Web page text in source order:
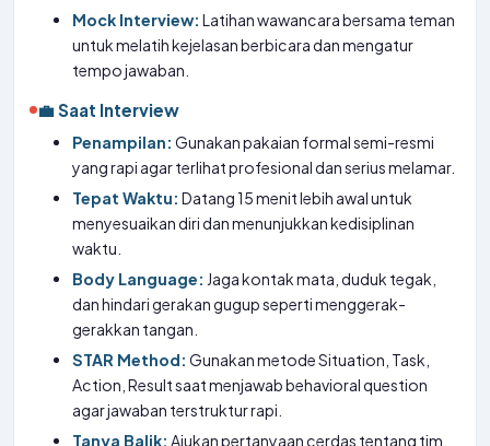
Mock Interview: Latihan wawancara bersama teman
untuk melatih kejelasan berbicara dan mengatur
tempo jawaban.
💼 Saat Interview
Penampilan: Gunakan pakaian formal semi-resmi
yang rapi agar terlihat profesional dan serius melamar.
Tepat Waktu: Datang 15 menit lebih awal untuk
menyesuaikan diri dan menunjukkan kedisiplinan
waktu.
Body Language: Jaga kontak mata, duduk tegak,
dan hindari gerakan gugup seperti menggerak-
gerakkan tangan.
STAR Method: Gunakan metode Situation, Task,
Action, Result saat menjawab behavioral question
agar jawaban terstruktur rapi.
Tanya Balik: Ajukan pertanyaan cerdas tentang tim